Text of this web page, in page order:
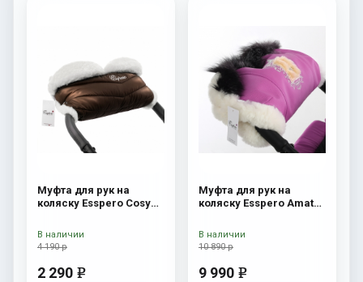
Муфта для рук на
коляску Esspero Cosy
4 190 р
2 290 e
В наличии
Муфта для рук на
коляску Esspero Amato
10 890 р
9 990 e
В наличии